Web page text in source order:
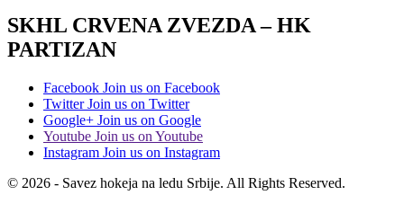
SKHL CRVENA ZVEZDA – HK
PARTIZAN
Facebook Join us on Facebook
Twitter Join us on Twitter
Google+ Join us on Google
Youtube Join us on Youtube
Instagram Join us on Instagram
© 2026 - Savez hokeja na ledu Srbije. All Rights Reserved.